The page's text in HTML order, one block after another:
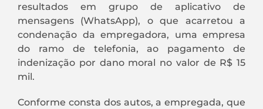
resultados em grupo de aplicativo de
mensagens (WhatsApp), o que acarretou a
condenação da empregadora, uma empresa
do ramo de telefonia, ao pagamento de
indenização por dano moral no valor de R$ 15
mil.
Conforme consta dos autos, a empregada, que